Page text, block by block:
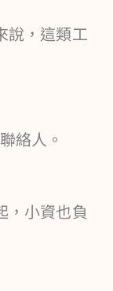
說，這類工
絡人。
，小資也負